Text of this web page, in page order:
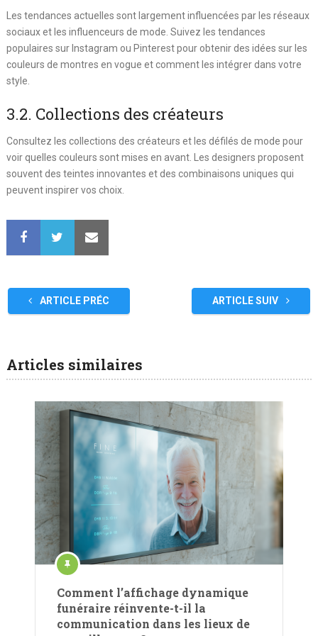
Les tendances actuelles sont largement influencées par les réseaux
sociaux et les influenceurs de mode. Suivez les tendances
populaires sur Instagram ou Pinterest pour obtenir des idées sur les
couleurs de montres en vogue et comment les intégrer dans votre
style.
3.2. Collections des créateurs
Consultez les collections des créateurs et les défilés de mode pour
voir quelles couleurs sont mises en avant. Les designers proposent
souvent des teintes innovantes et des combinaisons uniques qui
peuvent inspirer vos choix.
ARTICLE PRÉC ARTICLE SUIV
Articles similaires
Comment l’affichage dynamique
funéraire réinvente-t-il la
communication dans les lieux de